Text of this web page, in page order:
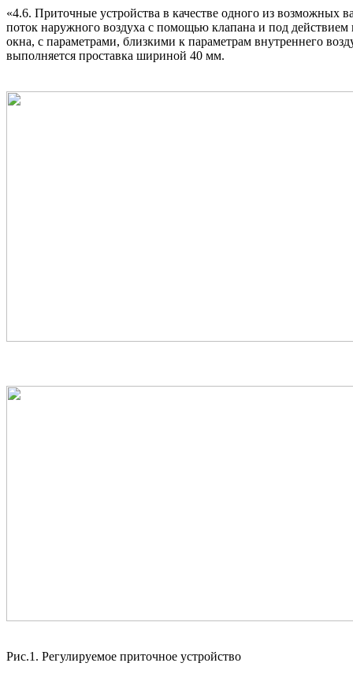
«4.6. Приточные устройства в качестве одного из
поток наружного воздуха с помощью клапана и под действием
окна, с параметрами, близкими к параметрам внутреннего
выполняется проставка шириной 40 мм.
Рис.1. Регулируемое приточное устройство